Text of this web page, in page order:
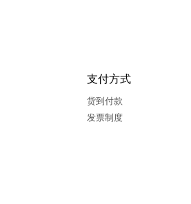
支付方式
货到付款
发票制度